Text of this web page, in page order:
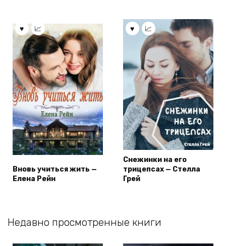
Вновь учиться жить —
Елена Рейн
Снежинки на его
трицепсах — Стелла
Грей
Недавно просмотренные книги